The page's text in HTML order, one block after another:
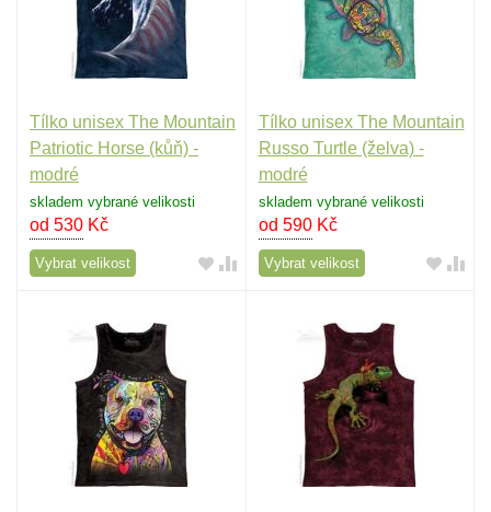
Tílko unisex The Mountain
Patriotic Horse (kůň) -
modré
skladem vybrané velikosti
od 530 Kč
Vybrat velikost
Tílko unisex The Mountain
Russo Turtle (želva) -
modré
skladem vybrané velikosti
od 590Kč
Vybrat velikost